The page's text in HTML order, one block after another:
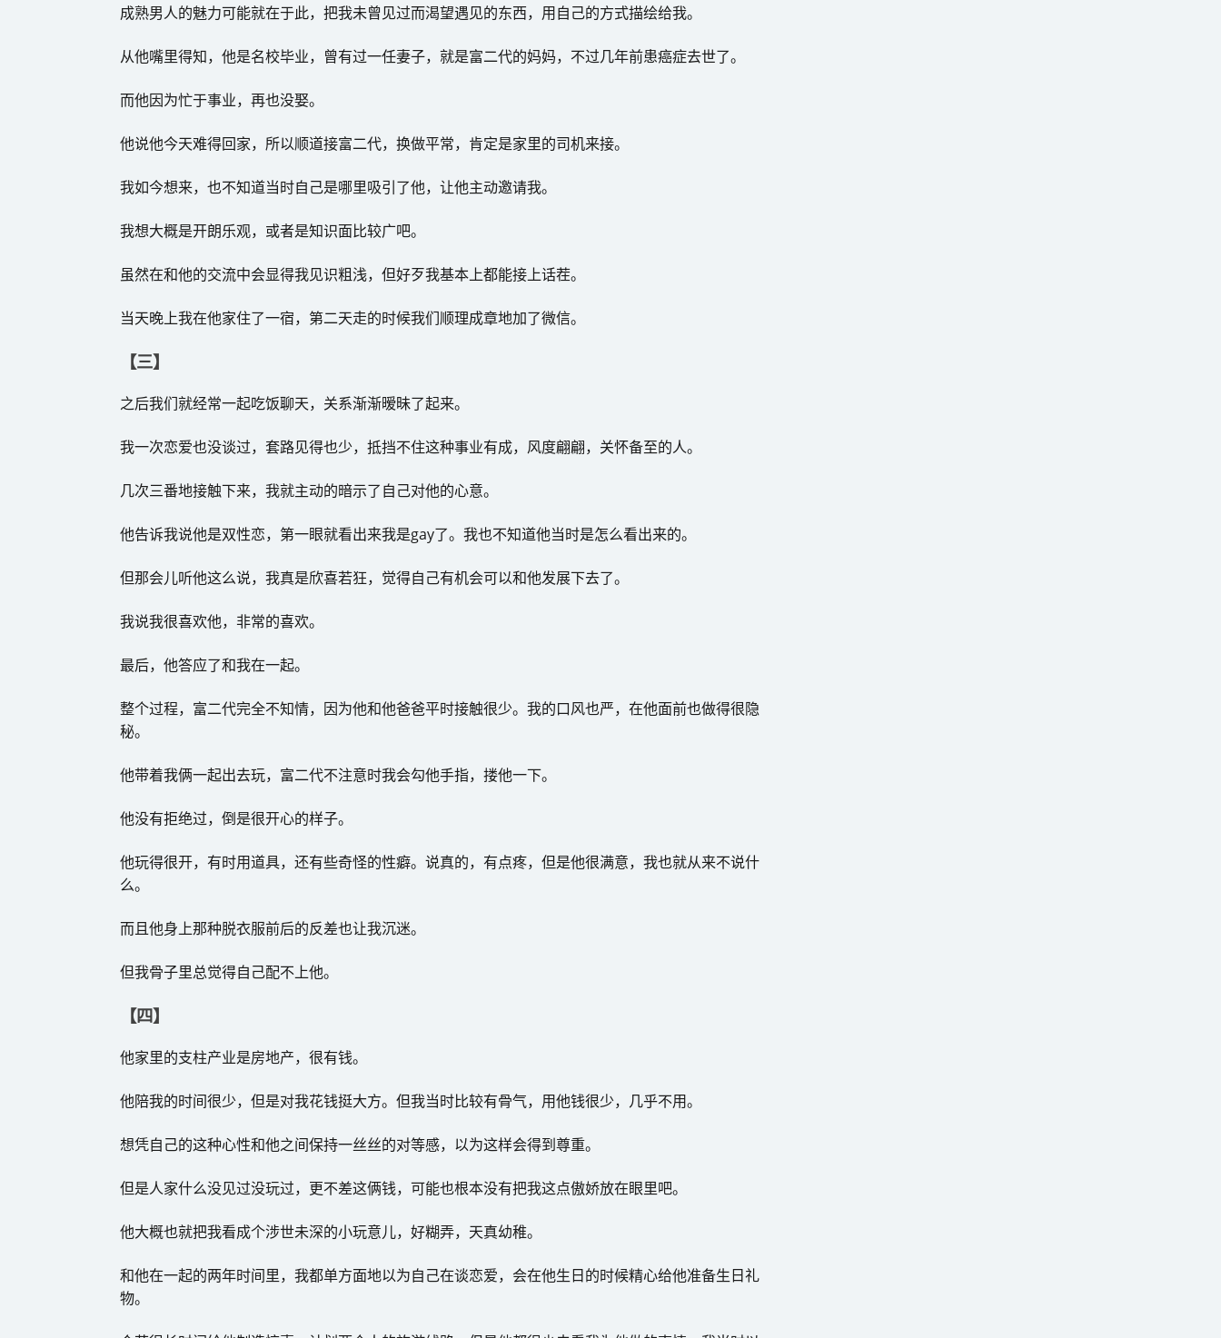
成熟男人的魅力可能就在于此，把我未曾见过而渴望遇见的东西，用自己的方式描绘给我。
从他嘴里得知，他是名校毕业，曾有过一任妻子，就是富二代的妈妈，不过几年前患癌症去世了。
而他因为忙于事业，再也没娶。
他说他今天难得回家，所以顺道接富二代，换做平常，肯定是家里的司机来接。
我如今想来，也不知道当时自己是哪里吸引了他，让他主动邀请我。
我想大概是开朗乐观，或者是知识面比较广吧。
虽然在和他的交流中会显得我见识粗浅，但好歹我基本上都能接上话茬。
当天晚上我在他家住了一宿，第二天走的时候我们顺理成章地加了微信。
【三】
之后我们就经常一起吃饭聊天，关系渐渐暧昧了起来。
我一次恋爱也没谈过，套路见得也少，抵挡不住这种事业有成，风度翩翩，关怀备至的人。
几次三番地接触下来，我就主动的暗示了自己对他的心意。
他告诉我说他是双性恋，第一眼就看出来我是gay了。我也不知道他当时是怎么看出来的。
但那会儿听他这么说，我真是欣喜若狂，觉得自己有机会可以和他发展下去了。
我说我很喜欢他，非常的喜欢。
最后，他答应了和我在一起。
整个过程，富二代完全不知情，因为他和他爸爸平时接触很少。我的口风也严，在他面前也做得很隐
秘。
他带着我俩一起出去玩，富二代不注意时我会勾他手指，搂他一下。
他没有拒绝过，倒是很开心的样子。
他玩得很开，有时用道具，还有些奇怪的性癖。说真的，有点疼，但是他很满意，我也就从来不说什
么。
而且他身上那种脱衣服前后的反差也让我沉迷。
但我骨子里总觉得自己配不上他。
【四】
他家里的支柱产业是房地产，很有钱。
他陪我的时间很少，但是对我花钱挺大方。但我当时比较有骨气，用他钱很少，几乎不用。
想凭自己的这种心性和他之间保持一丝丝的对等感，以为这样会得到尊重。
但是人家什么没见过没玩过，更不差这俩钱，可能也根本没有把我这点傲娇放在眼里吧。
他大概也就把我看成个涉世未深的小玩意儿，好糊弄，天真幼稚。
和他在一起的两年时间里，我都单方面地以为自己在谈恋爱，会在他生日的时候精心给他准备生日礼
物。